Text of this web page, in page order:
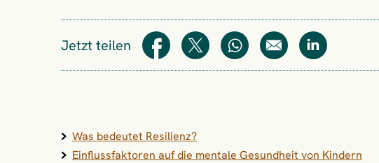
Jetzt teilen Teilen Teilen WhatsAppE-Mail Teilen
Was bedeutet Resilienz?
Einflussfaktoren auf die mentale Gesundheit von Kindern